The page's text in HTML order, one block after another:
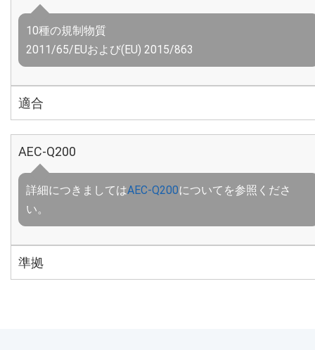
10種の規制物質
2011/65/EUおよび(EU) 2015/863
適合
AEC-Q200
詳細につきましてはAEC-Q200についてを参照くださ
い。
準拠